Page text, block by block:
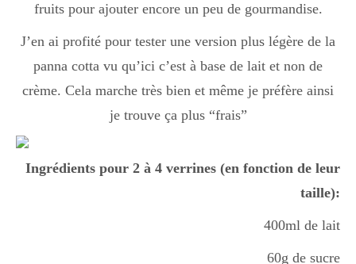
fruits pour ajouter encore un peu de gourmandise.
J’en ai profité pour tester une version plus légère de la
panna cotta vu qu’ici c’est à base de lait et non de
crème. Cela marche très bien et même je préfère ainsi
je trouve ça plus “frais”
Ingrédients pour 2 à 4 verrines (en fonction de leur
taille):
400ml de lait
60g de sucre